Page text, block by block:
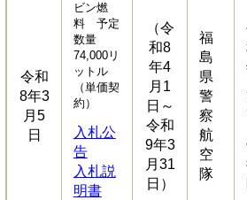
令和
8年3
月5
日
ビン燃
料 予定
数量
74,000リ
ットル
（単価契
約）
入札公
告
入札説
明書
（令
和8
年4
月1
日～
令和
9年3
月31
日）
福
島
県
警
察
航
空
隊